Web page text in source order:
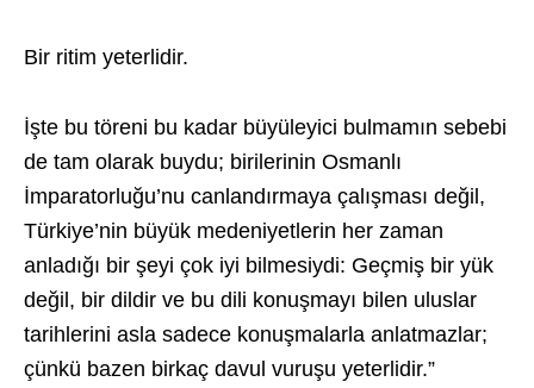
Bir ritim yeterlidir.
İşte bu töreni bu kadar büyüleyici bulmamın sebebi
de tam olarak buydu; birilerinin Osmanlı
İmparatorluğu’nu canlandırmaya çalışması değil,
Türkiye’nin büyük medeniyetlerin her zaman
anladığı bir şeyi çok iyi bilmesiydi: Geçmiş bir yük
değil, bir dildir ve bu dili konuşmayı bilen uluslar
tarihlerini asla sadece konuşmalarla anlatmazlar;
çünkü bazen birkaç davul vuruşu yeterlidir.”